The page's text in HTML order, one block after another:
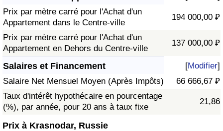
Prix par mètre carré pour l'Achat d'un
Appartement dans le Centre-ville
194 000,00 ₽
Prix par mètre carré pour l'Achat d'un
Appartement en Dehors du Centre-ville
137 000,00 ₽
Salaires et Financement [Modifier]
Salaire Net Mensuel Moyen (Après Impôts)
66 666,67 ₽
Taux d'intérêt hypothécaire en pourcentage
(%), par année, pour 20 ans à taux fixe
21,86
Prix à Krasnodar, Russie